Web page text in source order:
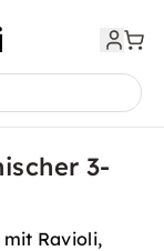
3-
Ravioli,